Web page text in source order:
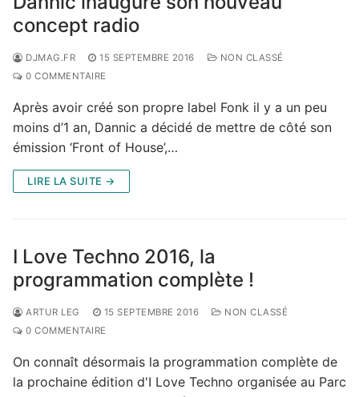
concept radio
DJMAG.FR 15 SEPTEMBRE 2016
NON CLASSÉ
0 COMMENTAIRE
Après avoir créé son propre label Fonk il y a un peu
moins d’1 an, Dannic a décidé de mettre de côté son
émission ‘Front of House’,…
LIRE LA SUITE →
I Love Techno 2016, la
programmation complète !
ARTUR LEG 15 SEPTEMBRE 2016
NON CLASSÉ
0 COMMENTAIRE
On connaît désormais la programmation complète de
la prochaine édition d'I Love Techno organisée au Parc